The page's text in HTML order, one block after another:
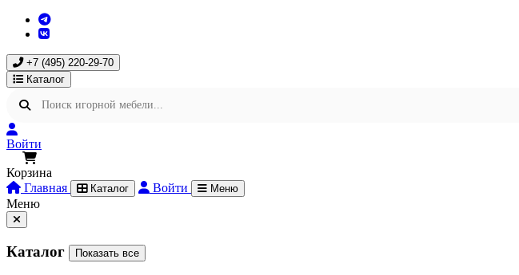
+7 (495) 220-29-70
Каталог
Войти
Корзина
Главная
Каталог Войти Меню
Меню
Каталог Показать все